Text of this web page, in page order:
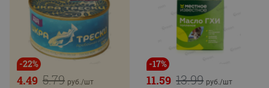
-22%
5.79
4.49 руб./шт
-17%
13.99
11.59 руб./шт